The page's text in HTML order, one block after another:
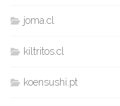
joma.cl
kiltritos.cl
koensushi.pt